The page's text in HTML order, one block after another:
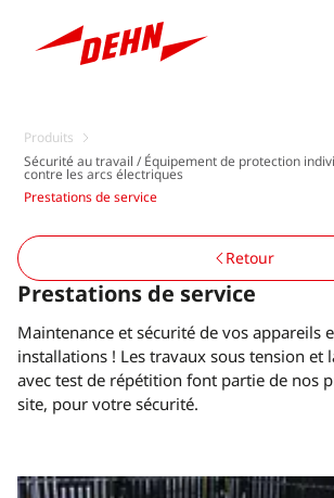
Produits
Sécurité au travail / Équipement de protection
contre les arcs électriques
Prestations de service
Prestations de service
Maintenance et sécurité de vos appareils
installations ! Les travaux sous tension et
avec test de répétition font partie de nos
site, pour votre sécurité.
Retour